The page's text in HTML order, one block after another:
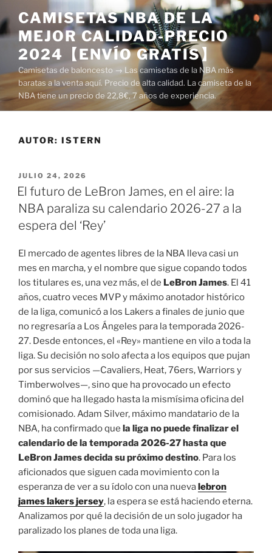
al
contenido
CAMISETAS NBA DE LA
MEJOR CALIDAD-PRECIO
2024【ENVÍO GRATIS】
Camisetas de baloncesto → Las camisetas de la NBA más
baratas a la venta aquí. Precio de alta calidad. La camiseta de la
NBA tiene un precio de 22,8€, 7 años de experiencia.
AUTOR: ISTERN
PUBLICADO
EL
JULIO 24, 2026
El futuro de LeBron James, en el aire: la
NBA paraliza su calendario 2026-27 a la
espera del ‘Rey’
El mercado de agentes libres de la NBA lleva casi un
mes en marcha, y el nombre que sigue copando todos
los titulares es, una vez más, el de LeBron James. El 41
años, cuatro veces MVP y máximo anotador histórico
de la liga, comunicó a los Lakers a finales de junio que
no regresaría a Los Ángeles para la temporada 2026-
27. Desde entonces, el «Rey» mantiene en vilo a toda la
liga. Su decisión no solo afecta a los equipos que pujan
por sus servicios —Cavaliers, Heat, 76ers, Warriors y
Timberwolves—, sino que ha provocado un efecto
dominó que ha llegado hasta la mismísima oficina del
comisionado. Adam Silver, máximo mandatario de la
NBA, ha confirmado que la liga no puede finalizar el
calendario de la temporada 2026-27 hasta que
LeBron James decida su próximo destino. Para los
aficionados que siguen cada movimiento con la
esperanza de ver a su ídolo con una nuevalebron
james lakers jersey, la espera se está haciendo eterna.
Analizamos por qué la decisión de un solo jugador ha
paralizado los planes de toda una liga.